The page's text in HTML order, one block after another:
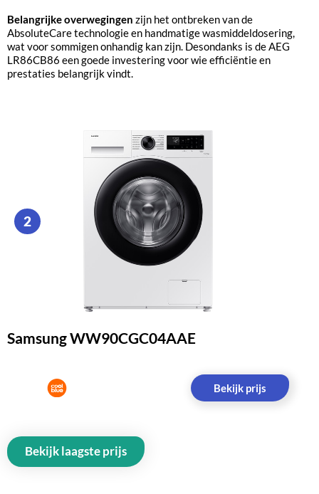
Belangrijke overwegingen zijn het ontbreken van de
AbsoluteCare technologie en handmatige wasmiddeldosering,
wat voor sommigen onhandig kan zijn. Desondanks is de AEG
LR86CB86 een goede investering voor wie efficiëntie en
prestaties belangrijk vindt.
2
Samsung WW90CGC04AAE
Bekijk prijs
Bekijk laagste prijs